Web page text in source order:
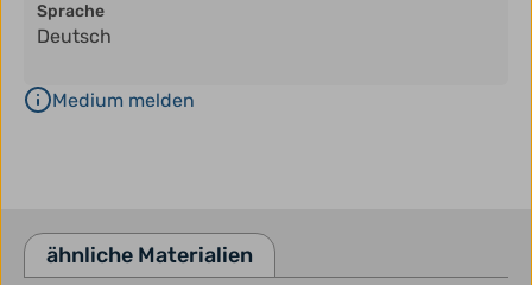
Sprache
Deutsch
Medium melden
ähnliche Materialien